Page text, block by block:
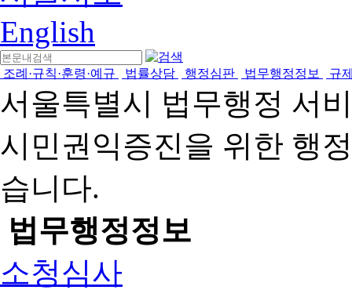
English
조례·규칙·훈령·예규 법률상담 행정심판 법무행정정보 규
서울특별시 법무행정 서
시민권익증진을 위한 행
습니다.
법무행정정보
소청심사